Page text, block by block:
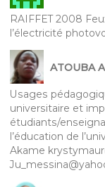
RAIFFET 2008
l’électricité
ATOUBA
Usages
universitaire et
étudiants/
l’éducation de
Akame